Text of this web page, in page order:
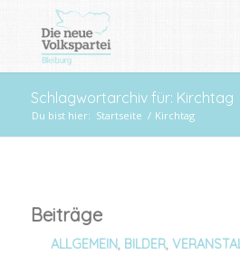
Schlagwortarchiv für: Kirchtag
Du bist hier: Startseite / Kirchtag
Beiträge
ALLGEMEIN, BILDER,